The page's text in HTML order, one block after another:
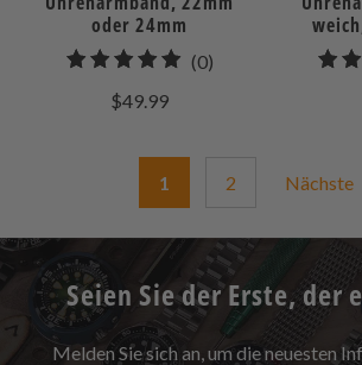
oder 24mm
(0)0
$49.99
1 2 Nächste
Seien Sie der Erste, der
Melden Sie sich an, um die neuesten